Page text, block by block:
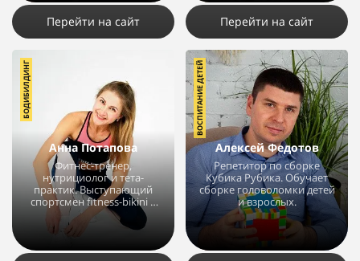
Перейти на сайт Перейти на сайт
Анна Потапова
Фитнес-тренер,
нутрициолог и тета-
практик. Выступающий
спортсмен fitness-bikini и
bodyfitness.
БОДИБИЛДИНГ
Алексей Федотов
Репетитор по сборке
Кубика Рубика. Обучает
сборке головоломки детей
и взрослых.
4757
ВОСПИТАНИЕ ДЕТЕЙ